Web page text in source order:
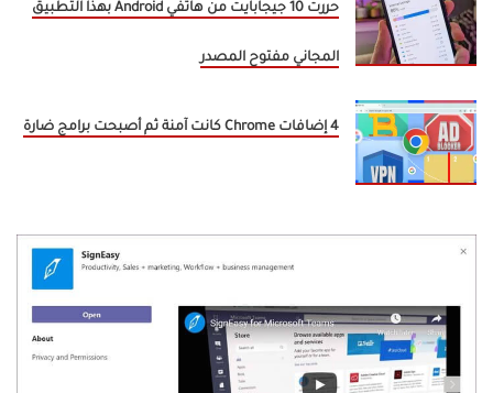
حررت 10 جيجابايت من هاتفي Android بهذا التطبيق
المجاني مفتوح المصدر
4 إضافات Chrome كانت آمنة ثم أصبحت برامج ضارة